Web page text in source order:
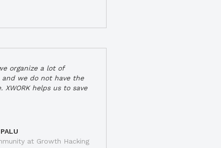
organize a lot of
we do not have the
helps us to save
at Growth Hacking